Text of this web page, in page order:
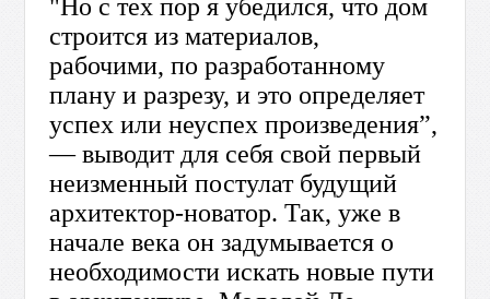
"Но с тех пор я убедился, что дом
строится из материалов,
рабочими, по разработанному
плану и разрезу, и это определяет
успех или неуспех произведения”,
— выводит для себя свой первый
неизменный постулат будущий
архитектор-новатор. Так, уже в
начале века он задумывается о
необходимости искать новые пути